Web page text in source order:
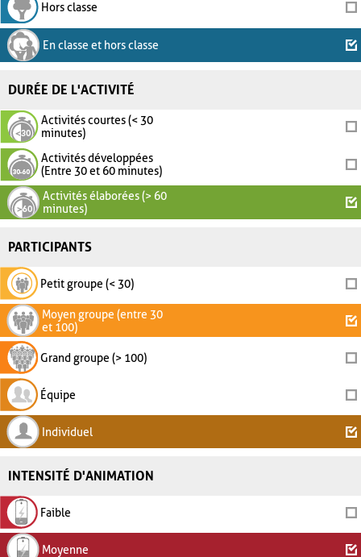
Hors classe
En classe et hors classe
DURÉE DE L'ACTIVITÉ
Activités courtes (< 30
minutes)
Activités développées
(Entre 30 et 60 minutes)
Activités élaborées (> 60
minutes)
PARTICIPANTS
Petit groupe (< 30)
Moyen groupe (entre 30
et 100)
Grand groupe (> 100)
Équipe
Individuel
INTENSITÉ D'ANIMATION
Faible
Moyenne